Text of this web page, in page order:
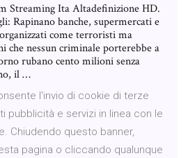
Streaming Ita Altadefinizione HD.
Rapinano banche, supermercati e
come terroristi ma
che nessun criminale porterebbe a
rubano cento milioni senza
il …
l'invio di cookie di terze
pubblicità e servizi in linea con le
Chiudendo questo banner,
pagina o cliccando qualunque